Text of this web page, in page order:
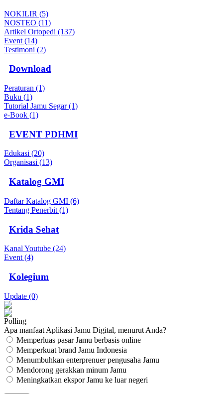
NOKILIR (5)
NOSTEO (11)
Artikel Ortopedi (137)
Event (14)
Testimoni (2)
Download
Peraturan (1)
Buku (1)
Tutorial Jamu Segar (1)
e-Book (1)
EVENT PDHMI
Edukasi (20)
Organisasi (13)
Katalog GMI
Daftar Katalog GMI (6)
Tentang Penerbit (1)
Krida Sehat
Kanal Youtube (24)
Event (4)
Kolegium
Update (0)
Polling
Apa manfaat Aplikasi Jamu Digital, menurut Anda?
Memperluas pasar Jamu berbasis online
Memperkuat brand Jamu Indonesia
Menumbuhkan enterprenuer pengusaha Jamu
Mendorong gerakkan minum Jamu
Meningkatkan ekspor Jamu ke luar negeri